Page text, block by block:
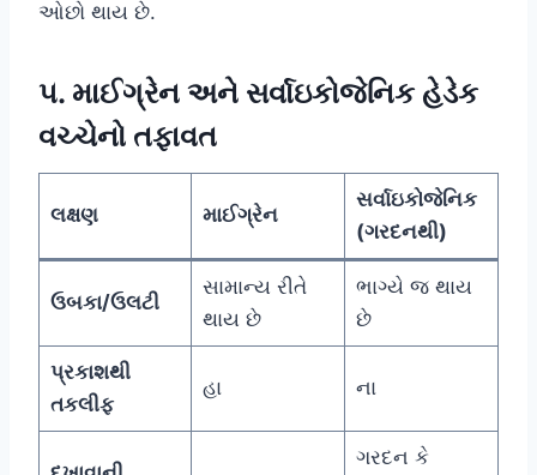
ઓછો થાય છે.
૫. માઈગ્રેન અને સર્વાઇકોજેનિક હેડેક
વચ્ચેનો તફાવત
લક્ષણ માઈગ્રેન
સર્વાઇકોજેનિક
(ગરદનથી)
ઉબકા/ઉલટી
સામાન્ય રીતે
થાય છે
ભાગ્યે જ થાય
છે
પ્રકાશથી
તકલીફ
હા ના
ગરદન કે